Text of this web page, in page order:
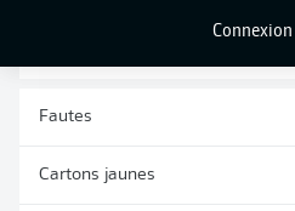
Connexion
0
Fautes
Cartons jaunes